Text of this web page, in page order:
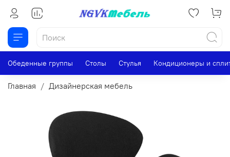
Обеденные группы Столы Стулья Кондиционеры и
Главная Дизайнерская мебель